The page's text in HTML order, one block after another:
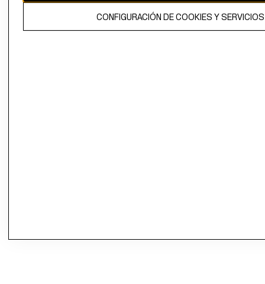
CONFIGURACIÓN DE COOKIES Y SERVICIOS